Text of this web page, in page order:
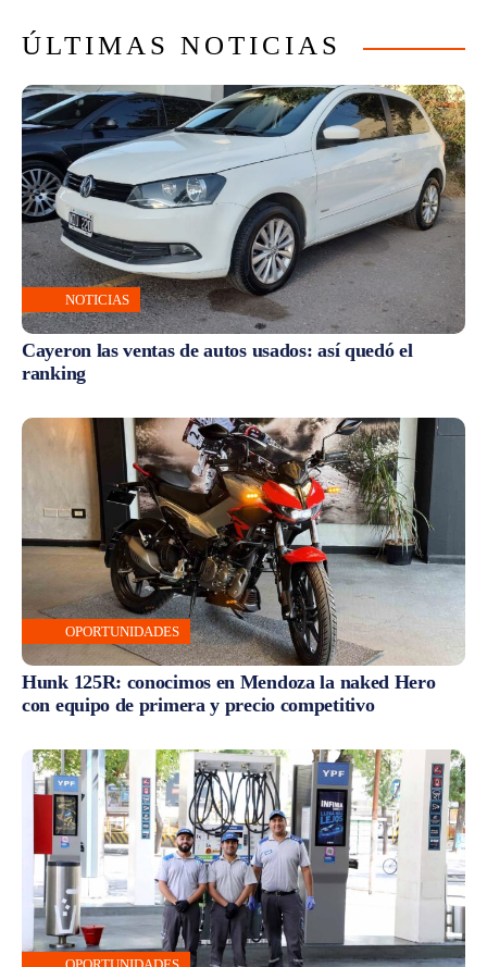
ÚLTIMAS NOTICIAS
NOTICIAS
Cayeron las ventas de autos usados: así quedó el
ranking
OPORTUNIDADES
Hunk 125R: conocimos en Mendoza la naked Hero
con equipo de primera y precio competitivo